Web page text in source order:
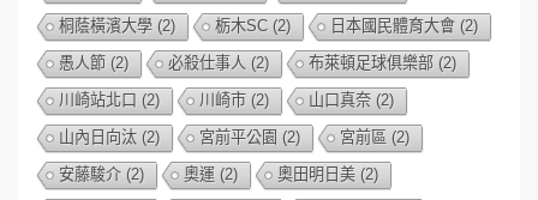
桐蔭橫濱大學 (2) 栃木SC (2) 日本國民體育大會 (2)
愚人節 (2) 必殺仕事人 (2) 布萊頓足球俱樂部 (2)
川崎站北口 (2) 川崎市 (2) 山口真奈 (2)
山內日向汰 (2) 宮前平公園 (2) 宮前區 (2)
安藤駿介 (2) 奧運 (2) 奧田明日美 (2)